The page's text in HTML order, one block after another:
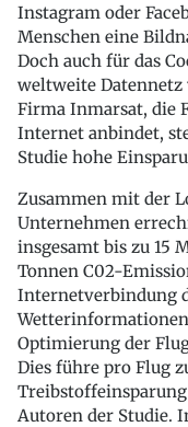
Instagram oder
Menschen eine
Doch auch für das
weltweite Datennetz
Firma Inmarsat, die
Internet anbindet,
Studie hohe
Zusammen mit der
Unternehmen
insgesamt bis zu 15
Tonnen C02-
Internetverbindung
Optimierung der
Dies führe pro Flug
Autoren der Studie.